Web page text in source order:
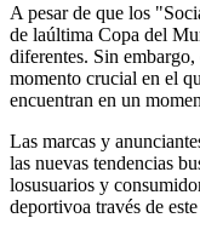
A pesar de que los
de laúltima Copa del
diferentes. Sin
momento crucial en el
encuentran en un
Las marcas y
las nuevas tendencias
losusuarios y
deportivoa través de